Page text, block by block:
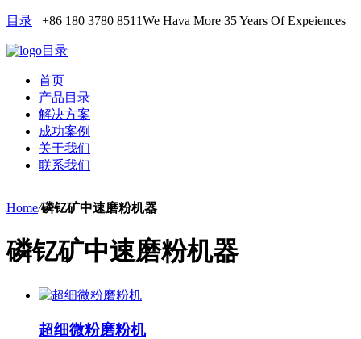
目录 +86 180 3780 8511We Hava More 35 Years Of Expeiences
目录
首页
产品目录
解决方案
成功案例
关于我们
联系我们
Home/磷钇矿中速磨粉机器
磷钇矿中速磨粉机器
超细微粉磨粉机